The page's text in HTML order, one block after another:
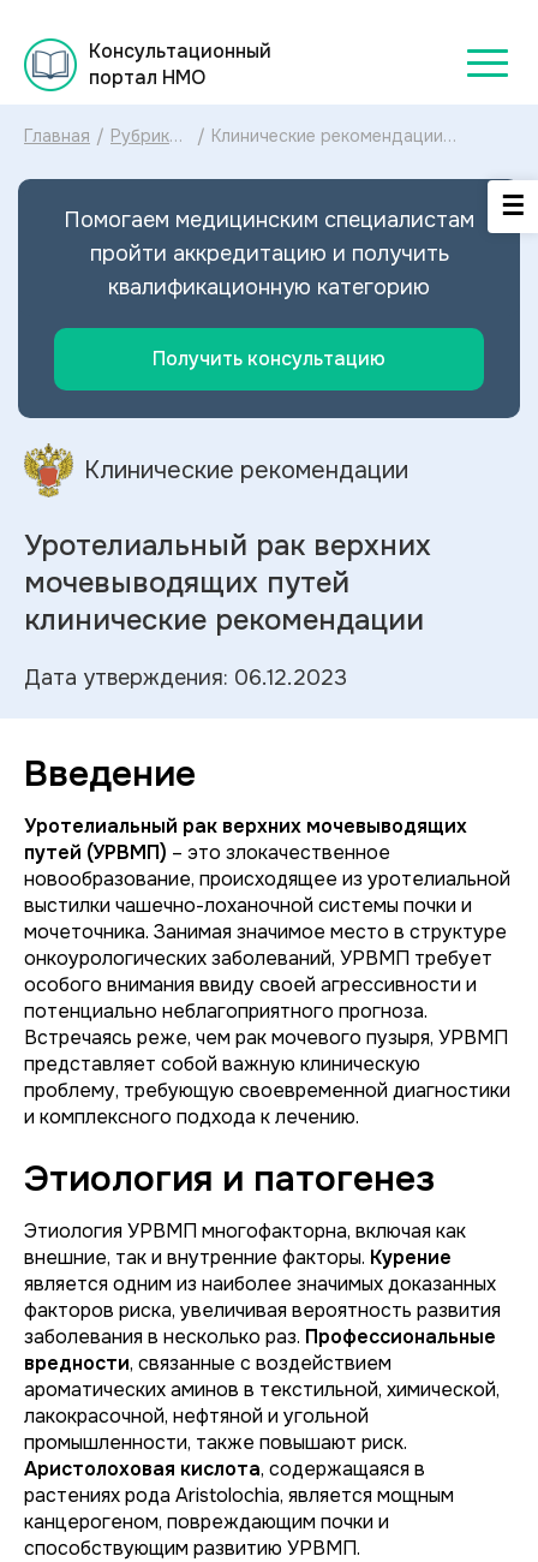
Консультационный
портал НМО
Главная / Рубрикатор
рекомендаций
/ Клинические рекомендации
мочевыводящих путей МКБ-10:
Уротелиального рака верхних
мочевыводящих путей 2023
Помогаем медицинским специалистам
пройти аккредитацию и получить
квалификационную категорию
Получить консультацию
Клинические рекомендации
Уротелиальный рак верхних
мочевыводящих путей
клинические рекомендации
Дата утверждения: 06.12.2023
Введение
Уротелиальный рак верхних мочевыводящих
путей (УРВМП) – это злокачественное
новообразование, происходящее из уротелиальной
выстилки чашечно-лоханочной системы почки и
мочеточника. Занимая значимое место в структуре
онкоурологических заболеваний, УРВМП требует
особого внимания ввиду своей агрессивности и
потенциально неблагоприятного прогноза.
Встречаясь реже, чем рак мочевого пузыря, УРВМП
представляет собой важную клиническую
проблему, требующую своевременной диагностики
и комплексного подхода к лечению.
Этиология и патогенез
Этиология УРВМП многофакторна, включая как
внешние, так и внутренние факторы. Курение
является одним из наиболее значимых доказанных
факторов риска, увеличивая вероятность развития
заболевания в несколько раз. Профессиональные
вредности, связанные с воздействием
ароматических аминов в текстильной, химической,
лакокрасочной, нефтяной и угольной
промышленности, также повышают риск.
Аристолоховая кислота, содержащаяся в
растениях рода Aristolochia, является мощным
канцерогеном, повреждающим почки и
способствующим развитию УРВМП.